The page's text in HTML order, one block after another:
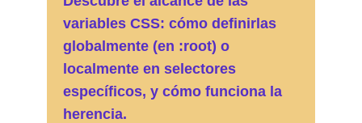
variables CSS: cómo definirlas
globalmente (en :root) o
localmente en selectores
específicos, y cómo funciona la
herencia.